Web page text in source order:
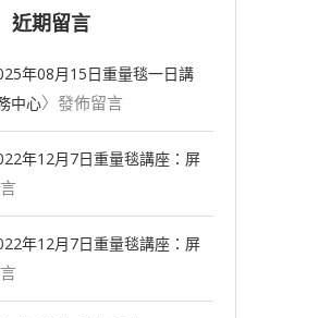
近期留言
年08⽉15⽇重量毯一日講
中心〉發佈留言
年12月7日重量毯講座：屏
年12月7日重量毯講座：屏